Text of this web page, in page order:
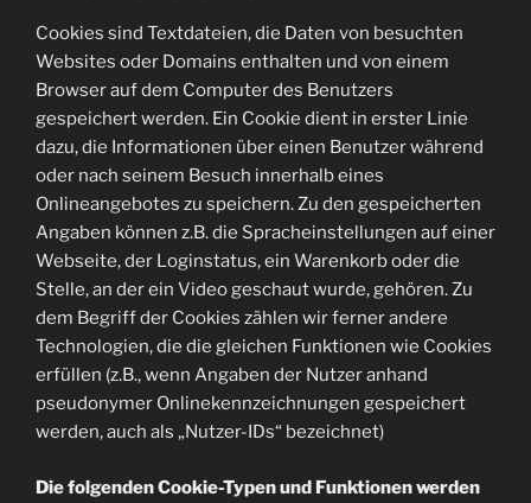
Cookies sind Textdateien, die Daten von besuchten
Websites oder Domains enthalten und von einem
Browser auf dem Computer des Benutzers
gespeichert werden. Ein Cookie dient in erster Linie
dazu, die Informationen über einen Benutzer während
oder nach seinem Besuch innerhalb eines
Onlineangebotes zu speichern. Zu den gespeicherten
Angaben können z.B. die Spracheinstellungen auf einer
Webseite, der Loginstatus, ein Warenkorb oder die
Stelle, an der ein Video geschaut wurde, gehören. Zu
dem Begriff der Cookies zählen wir ferner andere
Technologien, die die gleichen Funktionen wie Cookies
erfüllen (z.B., wenn Angaben der Nutzer anhand
pseudonymer Onlinekennzeichnungen gespeichert
werden, auch als „Nutzer-IDs“ bezeichnet)
Die folgenden Cookie-Typen und Funktionen werden